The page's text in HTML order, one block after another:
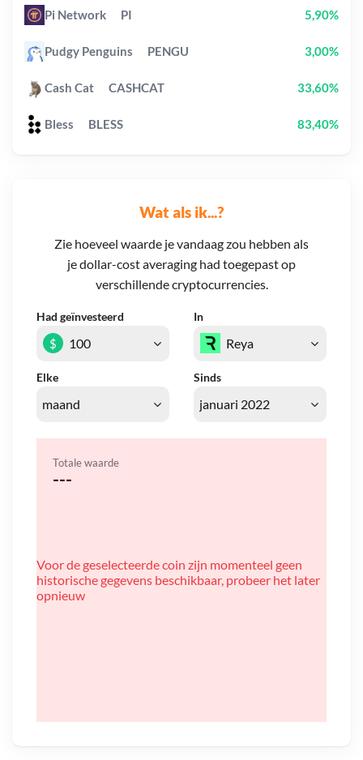
Wat als ik...?
Zie hoeveel waarde je vandaag zou hebben als
je dollar-cost averaging had toegepast op
verschillende cryptocurrencies.
Had geïnvesteerd In
Elke Sinds
$
Totale waarde
---
Voor de geselecteerde coin zijn momenteel geen
historische gegevens beschikbaar, probeer het later
opnieuw
Pi Network PI 5,90%
Pudgy Penguins PENGU 3,00%
Cash Cat CASHCAT 33,60%
Bless BLESS 83,40%